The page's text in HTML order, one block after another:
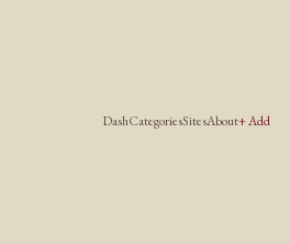
DashCategoriesSitesAbout+ Add